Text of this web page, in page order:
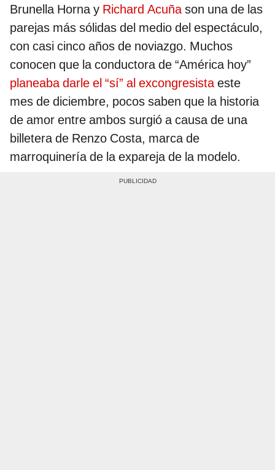
Brunella Horna y Richard Acuñason una de las
parejas más sólidas del medio del espectáculo,
con casi cinco años de noviazgo. Muchos
conocen que la conductora de “América hoy”
planeaba darle el “sí” al excongresistaeste
mes de diciembre, pocos saben que la historia
de amor entre ambos surgió a causa de una
billetera de Renzo Costa, marca de
marroquinería de la expareja de la modelo.